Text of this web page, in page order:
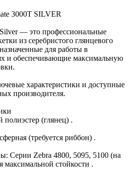
3000T SILVER
— это профессиональные
из серебристого глянцевого
для работы в
и обеспечивающие максимальную
характеристики и доступные
производителя.
(глянец) .
(требуется риббон) .
Серии Zebra 4800, 5095, 5100 (на
максимальной стойкости .